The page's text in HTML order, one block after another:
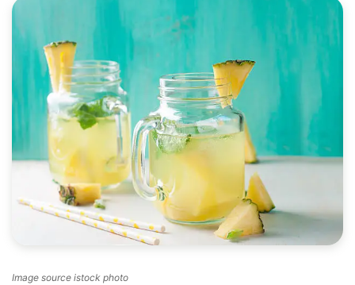
Image source istock photo